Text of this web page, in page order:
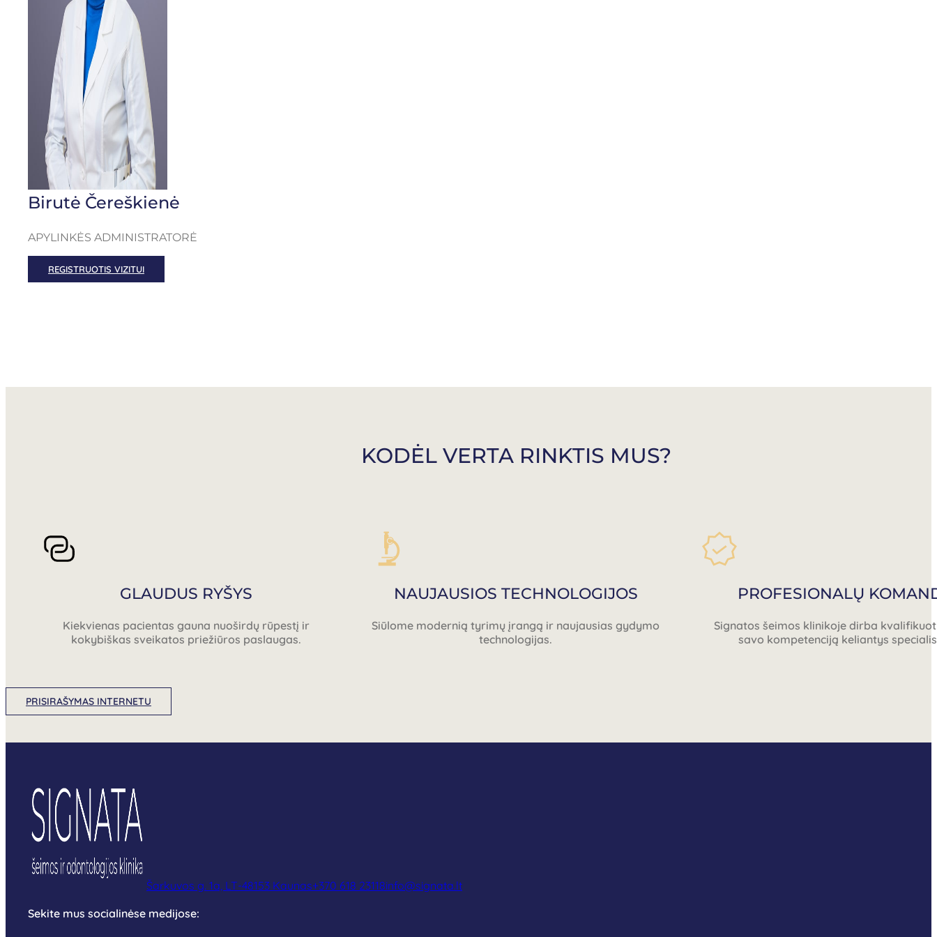
Birutė Čereškienė
APYLINKĖS ADMINISTRATORĖ
REGISTRUOTIS VIZITUI
KODĖL VERTA RINKTIS MUS?
GLAUDUS RYŠYS
Kiekvienas pacientas gauna nuoširdų rūpestį ir
kokybiškas sveikatos priežiūros paslaugas.
NAUJAUSIOS TECHNOLOGIJOS
Siūlome modernią tyrimų įrangą ir naujausias gydymo
technologijas.
PROFESIONALŲ
Signatos šeimos klinikoje dirba
savo kompetenciją keliantys
PRISIRAŠYMAS INTERNETU
Šarkuvos g. 1a, LT-48153 Kaunas+370 618 23118info@signata.lt
Sekite mus socialinėse medijose: